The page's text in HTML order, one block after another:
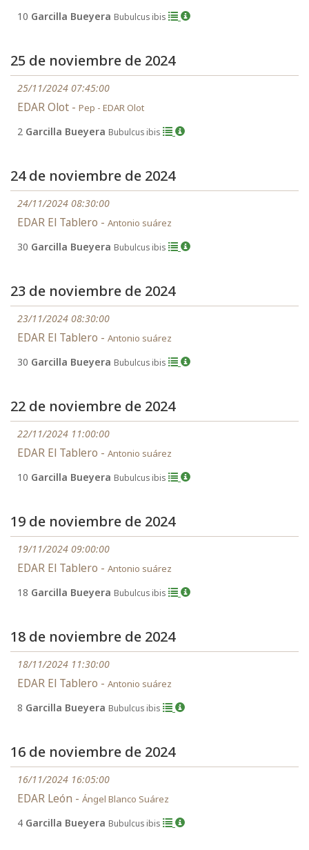
10 Garcilla Bueyera Bubulcus ibis
25 de noviembre de 2024
25/11/2024 07:45:00
EDAR Olot - Pep - EDAR Olot
2 Garcilla Bueyera Bubulcus ibis
24 de noviembre de 2024
24/11/2024 08:30:00
EDAR El Tablero - Antonio suárez
30 Garcilla Bueyera Bubulcus ibis
23 de noviembre de 2024
23/11/2024 08:30:00
EDAR El Tablero - Antonio suárez
30 Garcilla Bueyera Bubulcus ibis
22 de noviembre de 2024
22/11/2024 11:00:00
EDAR El Tablero - Antonio suárez
10 Garcilla Bueyera Bubulcus ibis
19 de noviembre de 2024
19/11/2024 09:00:00
EDAR El Tablero - Antonio suárez
18 Garcilla Bueyera Bubulcus ibis
18 de noviembre de 2024
18/11/2024 11:30:00
EDAR El Tablero - Antonio suárez
8 Garcilla Bueyera Bubulcus ibis
16 de noviembre de 2024
16/11/2024 16:05:00
EDAR León - Ángel Blanco Suárez
4 Garcilla Bueyera Bubulcus ibis